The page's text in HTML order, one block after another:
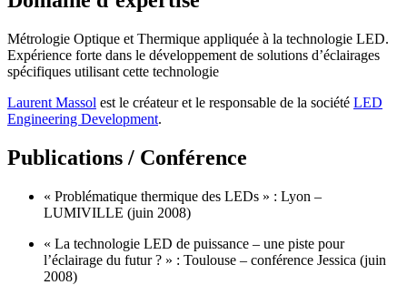
Métrologie Optique et Thermique appliquée à la technologie LED.
Expérience forte dans le développement de solutions d’éclairages
spécifiques utilisant cette technologie
Laurent Massol est le créateur et le responsable de la société LED
Engineering Development.
Publications / Conférence
« Problématique thermique des LEDs » : Lyon –
LUMIVILLE (juin 2008)
« La technologie LED de puissance – une piste pour
l’éclairage du futur ? » : Toulouse – conférence Jessica (juin
2008)